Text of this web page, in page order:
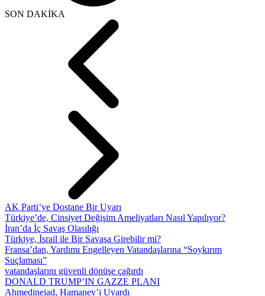
SON DAKİKA
AK Parti’ye Dostane Bir Uyarı
Türkiye’de, Cinsiyet Değişim Ameliyatları Nasıl Yapılıyor?
İran’da İç Savaş Olasılığı
Türkiye, İsrail ile Bir Savaşa Girebilir mi?
Fransa’dan, Yardımı Engelleyen Vatandaşlarına “Soykırım
Suçlaması”
vatandaşlarını güvenli dönüşe çağırdı
DONALD TRUMP’IN GAZZE PLANI
Ahmedinejad, Hamaney’i Uyardı